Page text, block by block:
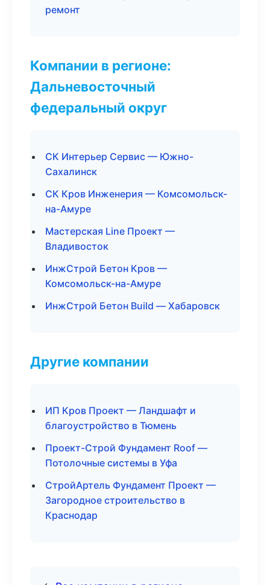
ремонт
Компании в регионе:
Дальневосточный
федеральный округ
СК Интерьер Сервис — Южно-
Сахалинск
СК Кров Инженерия — Комсомольск-
на-Амуре
Мастерская Line Проект —
Владивосток
ИнжСтрой Бетон Кров —
Комсомольск-на-Амуре
ИнжСтрой Бетон Build — Хабаровск
Другие компании
ИП Кров Проект — Ландшафт и
благоустройство в Тюмень
Проект-Строй Фундамент Roof —
Потолочные системы в Уфа
СтройАртель Фундамент Проект —
Загородное строительство в
Краснодар